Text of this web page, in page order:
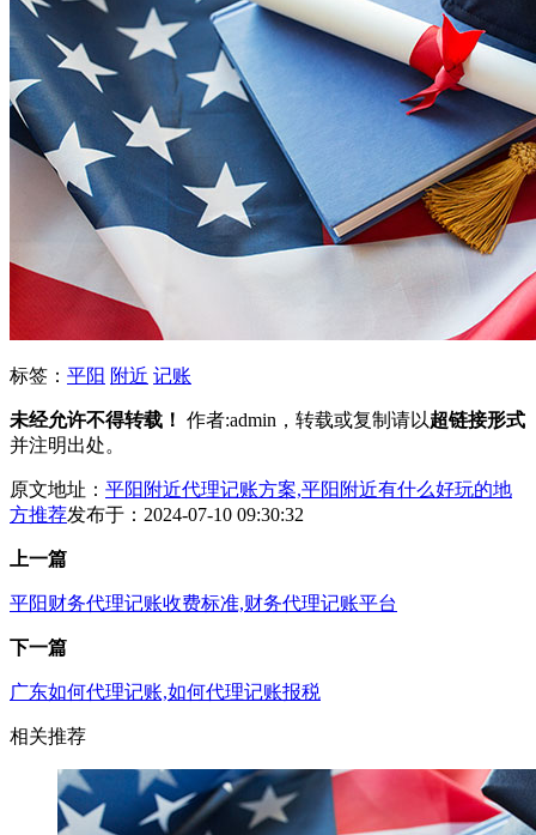
标签： 平阳 附近 记账
未经允许不得转载！ 作者:admin，转载或复制请以超链接形式
并注明出处。
原文地址： 平阳附近代理记账方案,平阳附近有什么好玩的地
方推荐发布于：2024-07-10 09:30:32
上一篇
平阳财务代理记账收费标准,财务代理记账平台
下一篇
广东如何代理记账,如何代理记账报税
相关推荐